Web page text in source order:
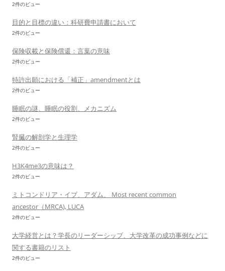
2件のビュー
目的と目標の違い：科研費申請書において
2件のビュー
保険収載と保険償還：言葉の意味
2件のビュー
特許出願における「補正」amendmentとは
2件のビュー
睡眠の謎、睡眠の役割、メカニズム
2件のビュー
腎臓の解剖学と生理学
2件のビュー
H3K4me3の意味は？
2件のビュー
ミトコンドリア・イブ、アダム、 Most recent common
ancestor（MRCA), LUCA
2件のビュー
大学経営とは？学長のリーダーシップ、大学改革の成功事例などに
関する書籍のリスト
2件のビュー